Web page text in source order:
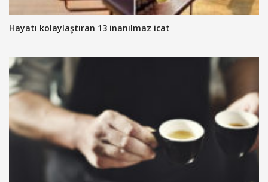
Hayatı kolaylaştıran 13 inanılmaz icat